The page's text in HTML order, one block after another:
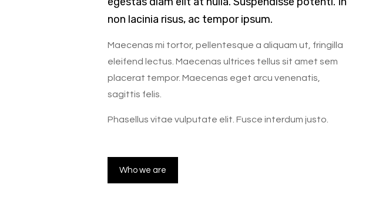
non lacinia risus, ac tempor ipsum.
Maecenas mi tortor, pellentesque a aliquam ut, fringilla
eleifend lectus. Maecenas ultrices tellus sit amet sem
placerat tempor. Maecenas eget arcu venenatis,
sagittis felis.
Phasellus vitae vulputate elit. Fusce interdum justo.
Who we are